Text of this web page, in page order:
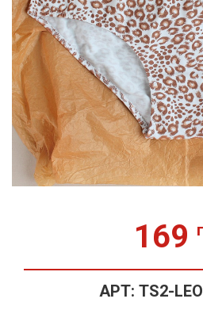
169
АРТ: TS2-